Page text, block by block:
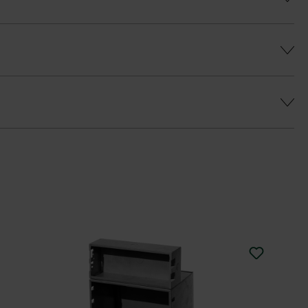
odtieňom je k dispozícii vrchná
DP30 (paralelná dodávka je
farebný efekt a predišlo sa farebným